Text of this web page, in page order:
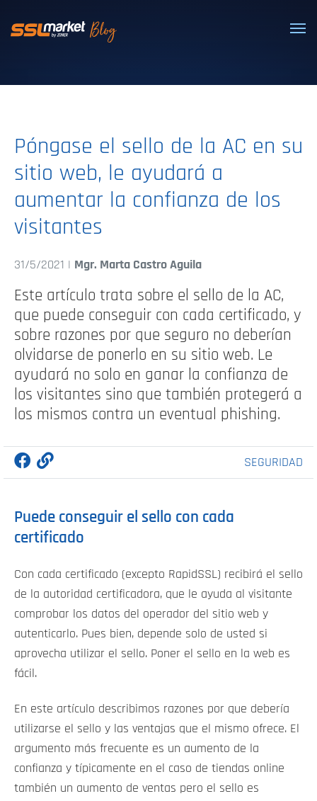
Certificados SSL/TLS confiables
Póngase el sello de la AC en su
sitio web, le ayudará a
aumentar la confianza de los
visitantes
31/5/2021 | Mgr. Marta Castro Aguila
Este artículo trata sobre el sello de la AC,
que puede conseguir con cada certificado, y
sobre razones por que seguro no deberían
olvidarse de ponerlo en su sitio web. Le
ayudará no solo en ganar la confianza de
los visitantes sino que también protegerá a
los mismos contra un eventual phishing.
SEGURIDAD
Puede conseguir el sello con cada
certificado
Con cada certificado (excepto RapidSSL) recibirá el sello
de la autoridad certificadora, que le ayuda al visitante
comprobar los datos del operador del sitio web y
autenticarlo. Pues bien, depende solo de usted si
aprovecha utilizar el sello. Poner el sello en la web es
fácil.
En este artículo describimos razones por que debería
utilizarse el sello y las ventajas que el mismo ofrece. El
argumento más frecuente es un aumento de la
confianza y típicamente en el caso de tiendas online
también un aumento de ventas pero el sello es